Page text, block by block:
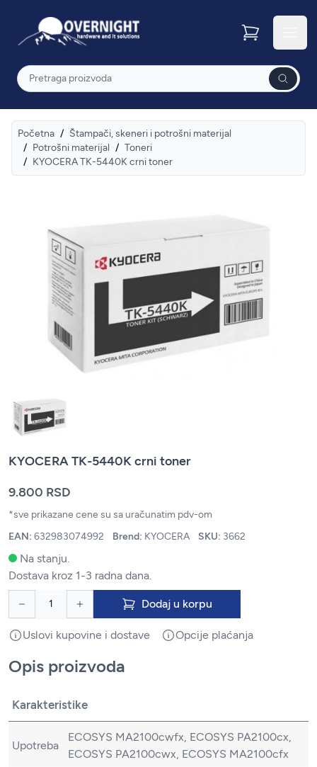
Overnight
Pretraga
Početna / Štampači, skeneri i potrošni materijal
/ Potrošni materijal / Toneri
/ KYOCERA TK-5440K crni toner
KYOCERA TK-5440K crni toner
9.800 RSD
*sve prikazane cene su sa uračunatim pdv-om
EAN: 632983074992 Brend: KYOCERA SKU: 3662
Na stanju.
Dostava kroz 1-3 radna dana.
Dodaj u korpu
Uslovi kupovine i dostave Opcije plaćanja
Opis proizvoda
Karakteristike
Upotreba
ECOSYS MA2100cwfx, ECOSYS PA2100cx,
ECOSYS PA2100cwx, ECOSYS MA2100cfx